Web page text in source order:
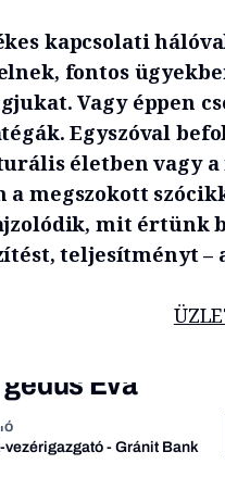
kapcsolati
fontos
Vagy éppen
Egyszóval
életben vagy a
a megszokott
mit értünk
teljesítményt ­­–
Éva
vezérigazgató - Gránit Bank